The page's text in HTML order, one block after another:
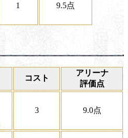
1 9.5点
コスト
アリーナ
評価点
3 9.0点